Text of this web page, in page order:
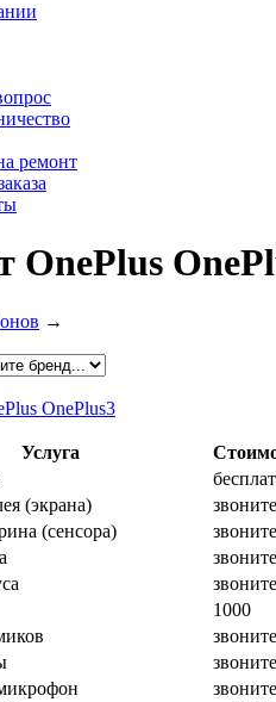
ремонт
OnePlus
→
Услуга
(экрана)
звоните
(сенсора)
звоните
звоните
звоните
1000
звоните
звоните
звоните